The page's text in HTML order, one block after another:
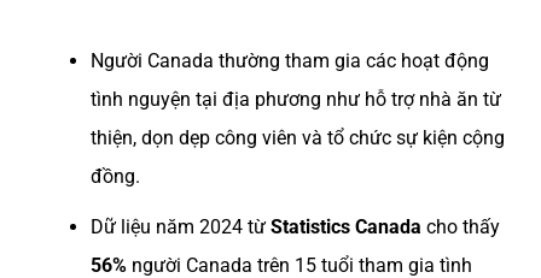
Người Canada thường tham gia các hoạt động
tình nguyện tại địa phương như hỗ trợ nhà ăn từ
thiện, dọn dẹp công viên và tổ chức sự kiện cộng
đồng.
Dữ liệu năm 2024 từ Statistics Canada cho thấy
56%người Canada trên 15 tuổi tham gia tình